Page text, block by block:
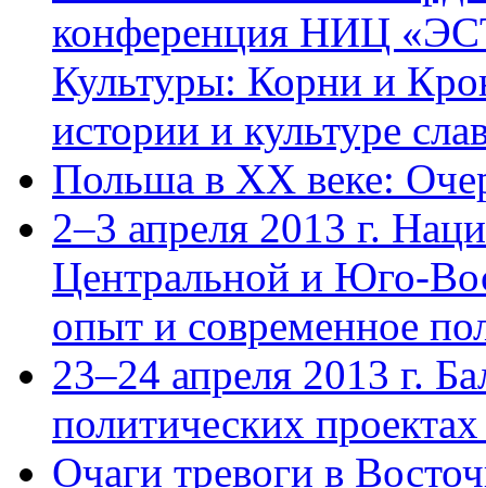
конференция НИЦ
Культуры: Корни и
истории и культуре
Польша в ХХ веке:
2–3 апреля 2013 г.
Центральной и Юго-
опыт и современное
23–24 апреля 2013 г.
политических
Очаги тревоги в